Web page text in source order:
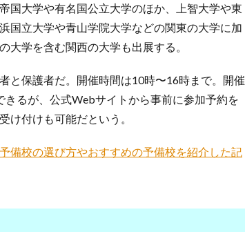
国大学や有名国公立大学のほか、上智大学や東
国立大学や青山学院大学などの関東の大学に加
大学を含む関西の大学も出展する。
と保護者だ。開催時間は10時〜16時まで。開催
るが、公式Webサイトから事前に参加予約を
け付けも可能だという。
予備校の選び方やおすすめの予備校を紹介した記